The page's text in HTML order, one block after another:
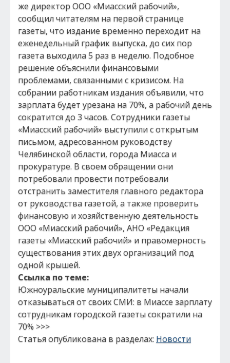
же директор ООО «Миасский рабочий»,
сообщил читателям на первой странице
газеты, что издание временно переходит на
еженедельный график выпуска, до сих пор
газета выходила 5 раз в неделю. Подобное
решение объяснили финансовыми
проблемами, связанными с кризисом. На
собрании работникам издания объявили, что
зарплата будет урезана на 70%, а рабочий день
сократится до 3 часов. Сотрудники газеты
«Миасский рабочий» выступили с открытым
письмом, адресованном руководству
Челябинской области, города Миасса и
прокуратуре. В своем обращении они
потребовали провести потребовали
отстранить заместителя главного редактора
от руководства газетой, а также проверить
финансовую и хозяйственную деятельность
ООО «Миасский рабочий», АНО «Редакция
газеты «Миасский рабочий» и правомерность
существования этих двух организаций под
одной крышей.
Ссылка по теме:
Южноуральские муниципалитеты начали
отказываться от своих СМИ: в Миассе зарплату
сотрудникам городской газеты сократили на
70% >>>
Статья опубликована в разделах: Новости